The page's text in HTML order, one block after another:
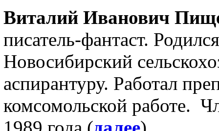
Виталий Иванович
писатель-фантаст.
Новосибирский
аспирантуру. Работал
комсомольской работе.